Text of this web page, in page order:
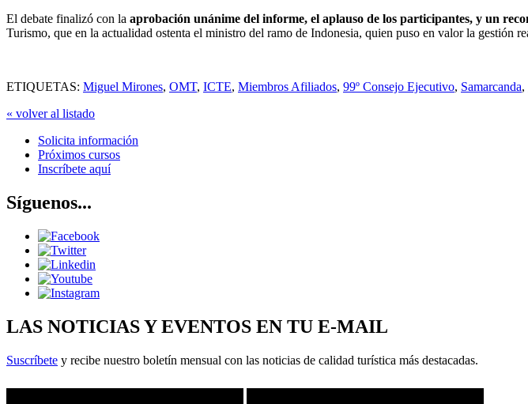
El debate finalizó con la aprobación unánime del informe, el aplauso de los participantes, y un
Turismo, que en la actualidad ostenta el ministro del ramo de Indonesia, quien puso en valor la
ETIQUETAS: Miguel Mirones, OMT, ICTE, Miembros Afiliados, 99º Consejo Ejecutivo, Samarcanda,
« volver al listado
Solicita información
Próximos cursos
Inscríbete aquí
Síguenos...
LAS NOTICIAS Y EVENTOS EN TU E-MAIL
Suscríbete y recibe nuestro boletín mensual con las noticias de calidad turística más destacadas.